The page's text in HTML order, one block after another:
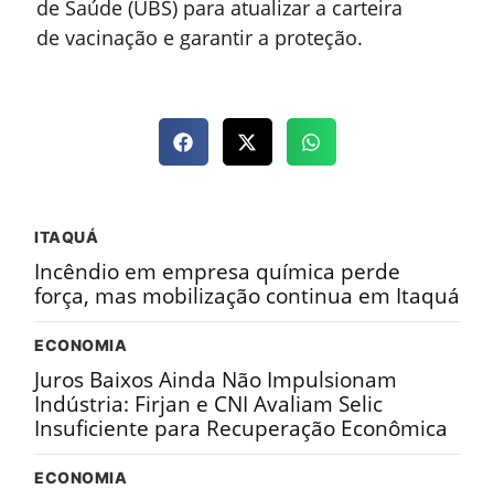
de Saúde (UBS) para atualizar a carteira
de vacinação e garantir a proteção.
ITAQUÁ
Incêndio em empresa química perde
força, mas mobilização continua em Itaquá
ECONOMIA
Juros Baixos Ainda Não Impulsionam
Indústria: Firjan e CNI Avaliam Selic
Insuficiente para Recuperação Econômica
ECONOMIA